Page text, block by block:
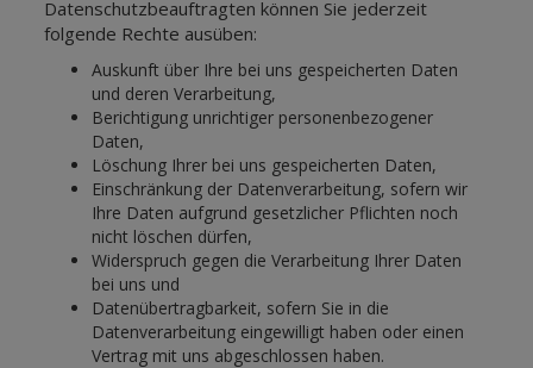
Datenschutzbeauftragten können Sie jederzeit
folgende Rechte ausüben:
Auskunft über Ihre bei uns gespeicherten Daten
und deren Verarbeitung,
Berichtigung unrichtiger personenbezogener
Daten,
Löschung Ihrer bei uns gespeicherten Daten,
Einschränkung der Datenverarbeitung, sofern wir
Ihre Daten aufgrund gesetzlicher Pflichten noch
nicht löschen dürfen,
Widerspruch gegen die Verarbeitung Ihrer Daten
bei uns und
Datenübertragbarkeit, sofern Sie in die
Datenverarbeitung eingewilligt haben oder einen
Vertrag mit uns abgeschlossen haben.